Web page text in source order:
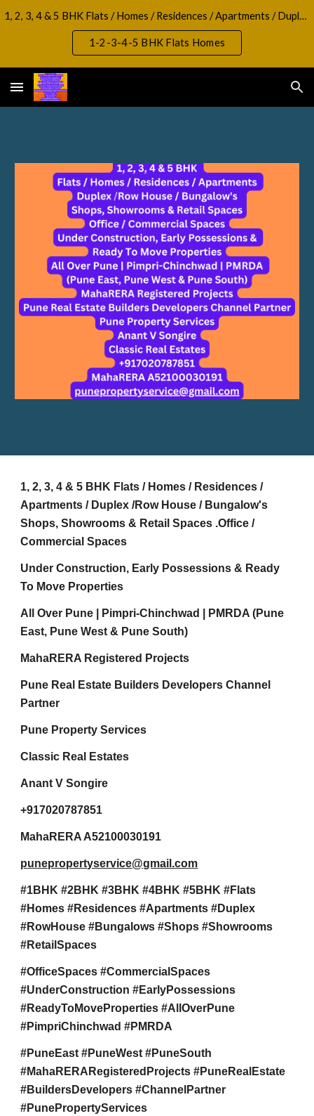
Skip to navigation
1, 2, 3, 4 & 5 BHK Flats / Homes / Residences / Apartments / Duplex / RowHouse / Bungalow, Shops, Showrooms & Retail Spaces Office / Commercial Spaces
1-2-3-4-5 BHK Flats Homes
1, 2, 3, 4 & 5 BHK Flats / Homes / Residences /
Apartments / Duplex /Row House / Bungalow's
Shops, Showrooms & Retail Spaces .Office /
Commercial Spaces
Under Construction, Early Possessions & Ready
To Move Properties
All Over Pune | Pimpri-Chinchwad | PMRDA (Pune
East, Pune West & Pune South)
MahaRERA Registered Projects
Pune Real Estate Builders Developers Channel
Partner
Pune Property Services
Classic Real Estates
Anant V Songire
+917020787851
MahaRERA A52100030191
punepropertyservice@gmail.com
#1BHK #2BHK #3BHK #4BHK #5BHK #Flats
#Homes #Residences #Apartments #Duplex
#RowHouse #Bungalows #Shops #Showrooms
#RetailSpaces
#OfficeSpaces #CommercialSpaces
#UnderConstruction #EarlyPossessions
#ReadyToMoveProperties #AllOverPune
#PimpriChinchwad #PMRDA
#PuneEast #PuneWest #PuneSouth
#MahaRERARegisteredProjects #PuneRealEstate
#BuildersDevelopers #ChannelPartner
#PunePropertyServices